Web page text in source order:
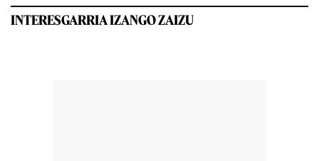
INTERESGARRIA IZANGO ZAIZU